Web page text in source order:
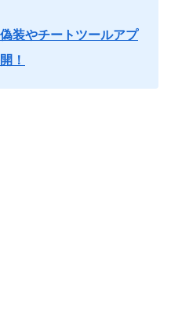
装やチートツールアプ
！